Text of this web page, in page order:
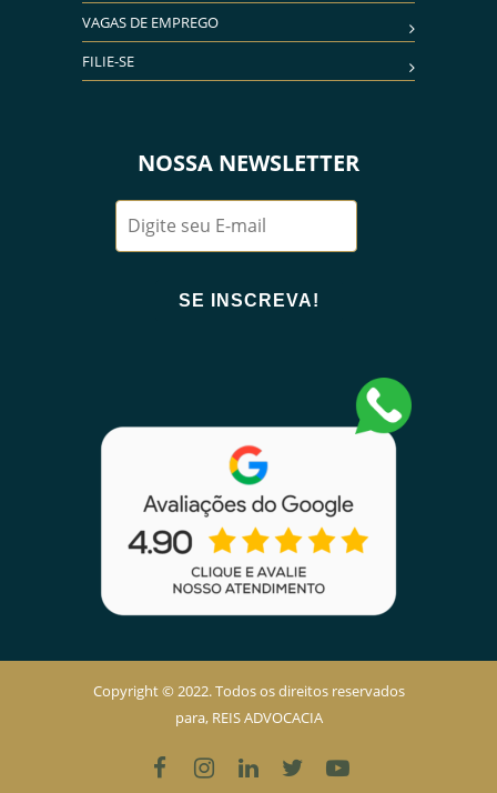
VAGAS DE EMPREGO
FILIE-SE
NOSSA NEWSLETTER
Copyright © 2022. Todos os direitos reservados
para, REIS ADVOCACIA